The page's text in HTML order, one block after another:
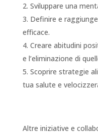
Sviluppare una
Definire e
efficace.
Creare abitudini
e l’eliminazione di
Scoprire strategie
tua salute e
Altre iniziative e